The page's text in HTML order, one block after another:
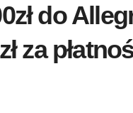
do
za